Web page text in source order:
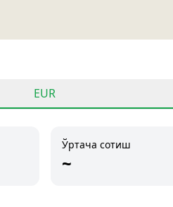
EUR
Ўртача сотиш
~